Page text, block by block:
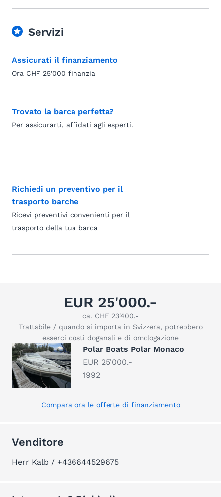
Servizi
Assicurati il finanziamento
Ora CHF 25'000 finanzia
Trovato la barca perfetta?
Per assicurarti, affidati agli esperti.
Richiedi un preventivo per il
trasporto barche
Ricevi preventivi convenienti per il
trasporto della tua barca
EUR 25'000.-
ca. CHF 23'400.-
Trattabile / quando si importa in Svizzera, potrebbero
esserci costi doganali e di omologazione
Polar Boats Polar Monaco
EUR 25'000.-
1992
Compara ora le offerte di finanziamento
Venditore
Herr Kalb / +436644529675